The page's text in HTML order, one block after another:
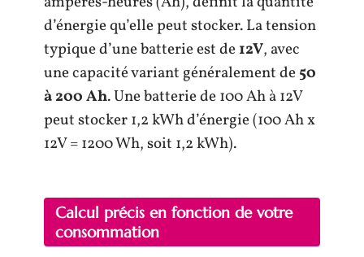
d’énergie qu’elle peut stocker. La tension
typique d’une batterie est de12V, avec
une capacité variant généralement de50
à 200 Ah. Une batterie de 100 Ah à 12V
peut stocker 1,2 kWh d’énergie (100 Ah x
12V = 1200 Wh, soit 1,2 kWh).
Calcul précis en fonction de votre
consommation